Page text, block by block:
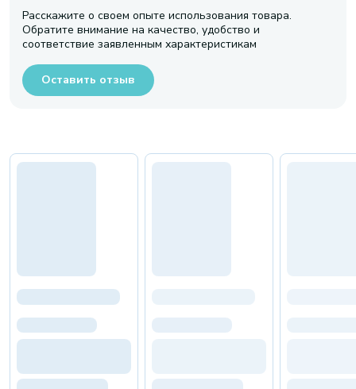
Расскажите о своем опыте использования товара.
Обратите внимание на качество, удобство и
соответствие заявленным характеристикам
Оставить отзыв